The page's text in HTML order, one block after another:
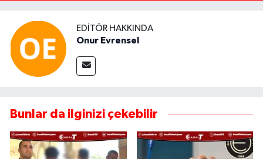
EDITÖR HAKKINDA
Onur Evrensel
Bunlar da ilginizi çekebilir